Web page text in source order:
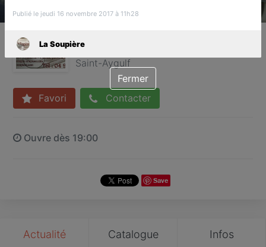
Restaurant traditionnel
Saint-Aygulf
Favori Contacter
Ouvre dès 19:00
Save
Actualité Catalogue Infos
Publié le jeudi 16 novembre 2017 à 11h28
La Soupière
Fermer